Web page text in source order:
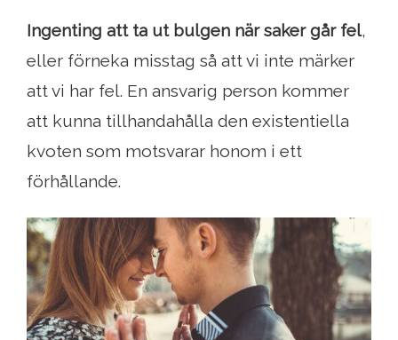
Ingenting att ta ut bulgen när saker går fel,
eller förneka misstag så att vi inte märker
att vi har fel. En ansvarig person kommer
att kunna tillhandahålla den existentiella
kvoten som motsvarar honom i ett
förhållande.